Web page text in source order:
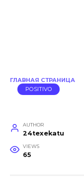
ГЛАВНАЯ СТРАНИЦА
POSITIVO
AUTHOR
24texekatu
VIEWS
65